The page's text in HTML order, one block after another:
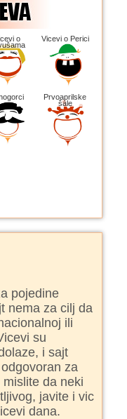
o Vicevi o Perici
Prvoaprilske
šale
pojedine
nema za cilj da
ili
su
i sajt
za
da neki
javite i vic
dana.